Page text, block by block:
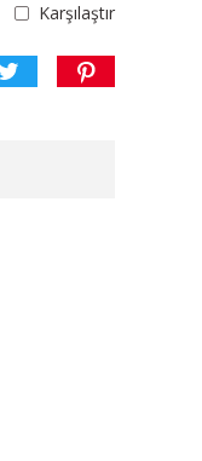
Karşılaştır